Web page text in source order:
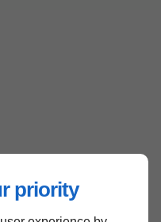
priority